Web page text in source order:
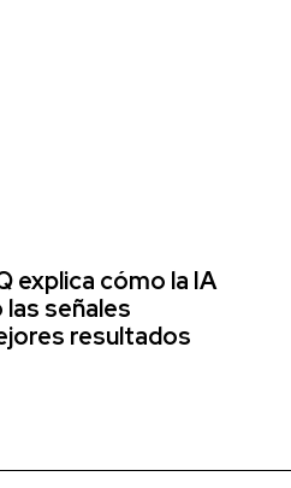
explica cómo la IA
señales
resultados